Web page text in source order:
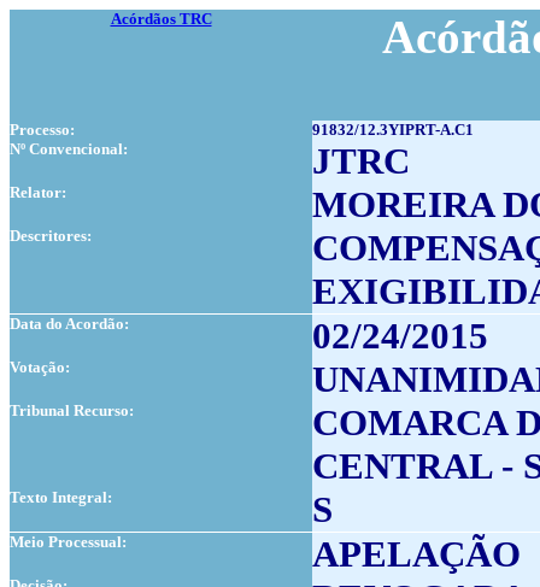
Acórdãos TRC
Processo:
91832/12.3YIPRT-A.C1
Nº Convencional:
JTRC
Relator: MOREIRA
Descritores:
Data do Acordão: 02/24/2015
Votação:
Tribunal Recurso:
COMARCA
CENTRAL -
Texto Integral: S
Meio Processual: APELAÇÃO